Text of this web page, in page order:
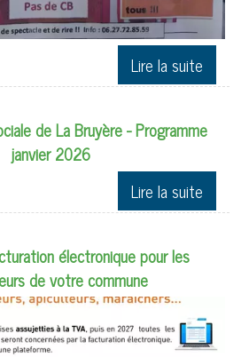
de La Bruyère - Programme
janvier 2026
électronique pour les
de votre commune